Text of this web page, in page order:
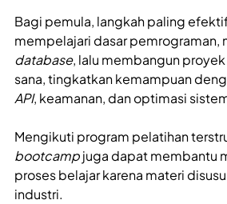
Bagi pemula, langkah paling
mempelajari dasar pemrograman,
database, lalu membangun
sana, tingkatkan kemampuan
API, keamanan, dan optimasi
Mengikuti program pelatihan
bootcampjuga dapat membantu
proses belajar karena materi
industri.